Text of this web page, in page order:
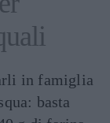
in famiglia
basta